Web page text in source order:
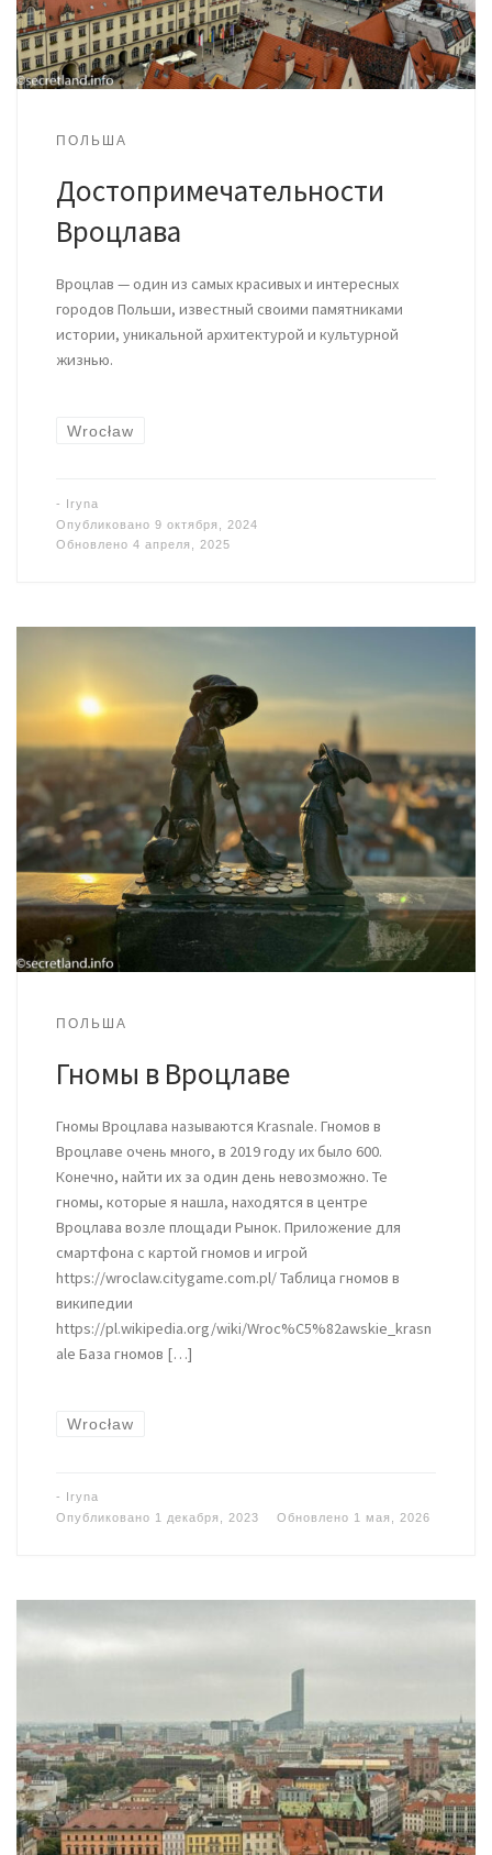
ПОЛЬША
Достопримечательности
Вроцлава
Вроцлав — один из самых красивых и интересных
городов Польши, известный своими памятниками
истории, уникальной архитектурой и культурной
жизнью.
Wrocław
- Iryna
Опубликовано 9 октября, 2024
Обновлено 4 апреля, 2025
ПОЛЬША
Гномы в Вроцлаве
Гномы Вроцлава называются Krasnale. Гномов в
Вроцлаве очень много, в 2019 году их было 600.
Конечно, найти их за один день невозможно. Те
гномы, которые я нашла, находятся в центре
Вроцлава возле площади Рынок. Приложение для
смартфона с картой гномов и игрой
https://wroclaw.citygame.com.pl/ Таблица гномов в
википедии
https://pl.wikipedia.org/wiki/Wroc%C5%82awskie_krasn
ale База гномов […]
Wrocław
- Iryna
Опубликовано 1 декабря, 2023 Обновлено 1 мая, 2026